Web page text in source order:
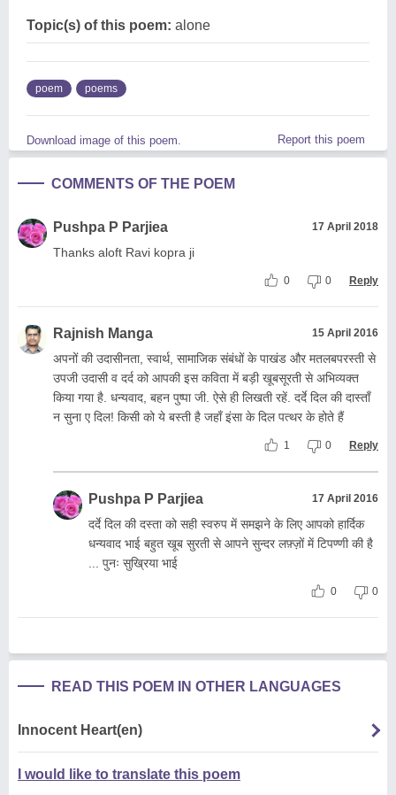
Topic(s) of this poem: alone
poem poems
Download image of this poem. Report this poem
COMMENTS OF THE POEM
Pushpa P Parjiea 17 April 2018
Thanks aloft Ravi kopra ji
0 0 Reply
Rajnish Manga 15 April 2016
अपनों की उदासीनता, स्वार्थ, सामाजिक संबंधों के पाखंड और मतलबपरस्ती से
उपजी उदासी व दर्द को आपकी इस कविता में बड़ी खूबसूरती से अभिव्यक्त
किया गया है. धन्यवाद, बहन पुष्पा जी. ऐसे ही लिखती रहें. दर्दे दिल की दास्ताँ
न सुना ए दिल! किसी को ये बस्ती है जहाँ इंसा के दिल पत्थर के होते हैं
1 0 Reply
Pushpa P Parjiea 17 April 2016
दर्दे दिल की दस्ता को सही स्वरुप में समझने के लिए आपको हार्दिक
धन्यवाद भाई बहुत खूब सुरती से आपने सुन्दर लफ़्ज़ों में टिपण्णी की है
... पुनः सुख्रिया भाई
0 0
READ THIS POEM IN OTHER LANGUAGES
Innocent Heart(en)
I would like to translate this poem